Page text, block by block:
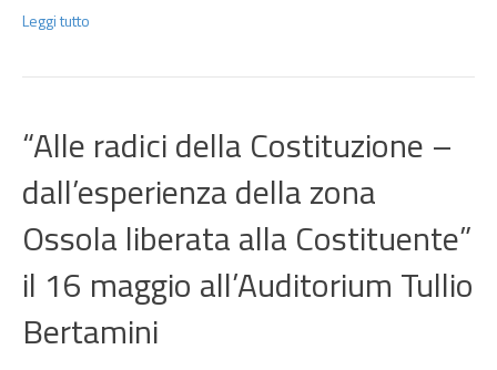
Leggi tutto
“Alle radici della Costituzione –
dall’esperienza della zona
Ossola liberata alla Costituente”
il 16 maggio all’Auditorium Tullio
Bertamini